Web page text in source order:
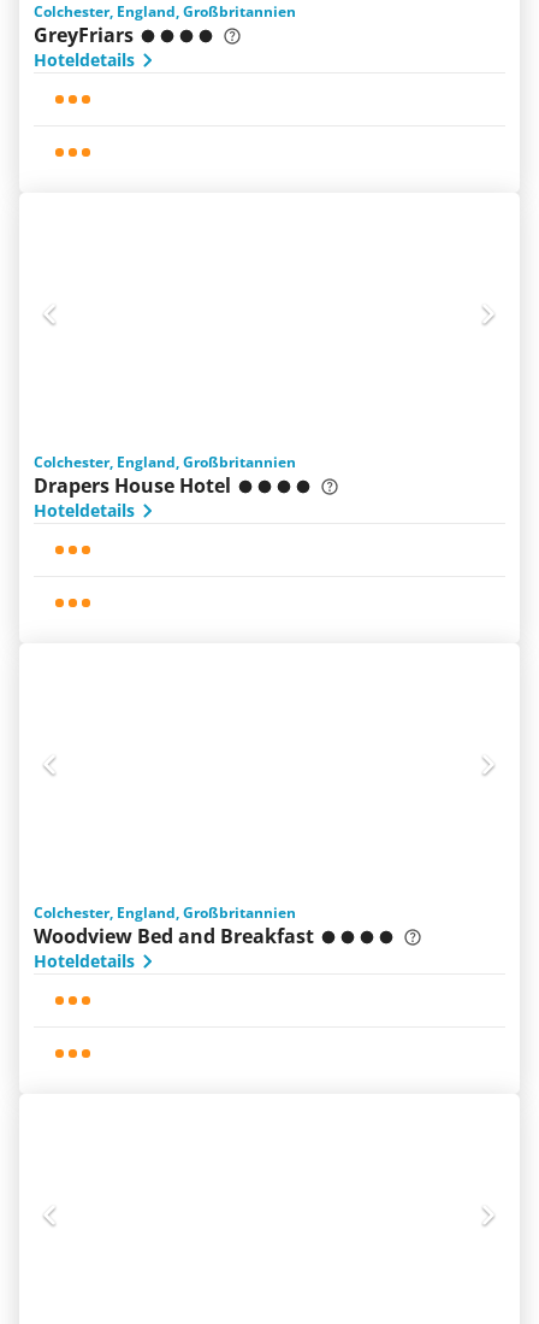
Colchester, England, Großbritannien
GreyFriars
Hoteldetails
Colchester, England, Großbritannien
Drapers House Hotel
Hoteldetails
Colchester, England, Großbritannien
Woodview Bed and Breakfast
Hoteldetails